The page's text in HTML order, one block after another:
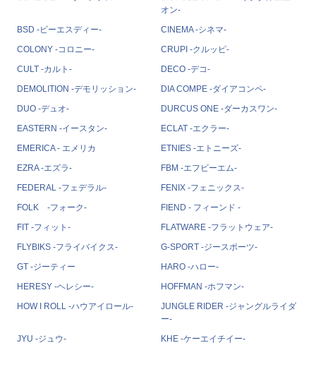
オン-
BSD -ビーエスディー-
CINEMA -シネマ-
COLONY -コロニー-
CRUPI -クルッピ-
CULT -カルト-
DECO -デコ-
DEMOLITION -デモリッション-
DIA COMPE -ダイアコンペ-
DUO -デュオ-
DURCUS ONE -ダーカスワン-
EASTERN -イースタン-
ECLAT -エクラー-
EMERICA - エメリカ
ETNIES -エトニーズ-
EZRA -エズラ-
FBM -エフビーエム-
FEDERAL -フェデラル-
FENIX -フェニックス-
FOLK -フォーク-
FIEND - フィーンド -
FIT -フィット-
FLATWARE -フラットウェア-
FLYBIKS -フライバイクス-
G-SPORT -ジースポーツ-
GT -ジーティー
HARO -ハロー-
HERESY -ヘレシー-
HOFFMAN -ホフマン-
HOW I ROLL -ハウアイロール-
JUNGLE RIDER -ジャングルライダ
ー-
JYU -ジュウ-
KHE -ケーエイチイー-